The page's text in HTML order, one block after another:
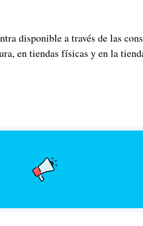
disponible a través de las
en tiendas físicas y en la